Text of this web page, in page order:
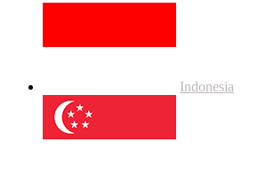
Indonesia